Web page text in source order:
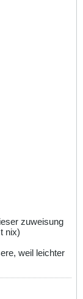
zuweisung
nix)
weil leichter